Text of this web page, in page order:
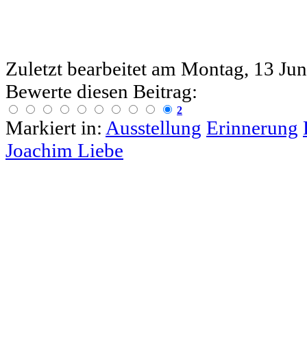
Zuletzt bearbeitet am Montag, 13
Bewerte diesen Beitrag:
2
Markiert in: Ausstellung Erinnerung
Joachim Liebe